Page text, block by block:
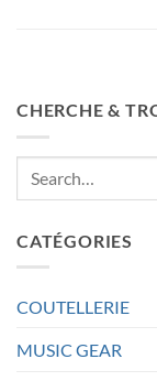
CHERCHE &
CATÉGORIES
COUTELLERIE
MUSIC GEAR